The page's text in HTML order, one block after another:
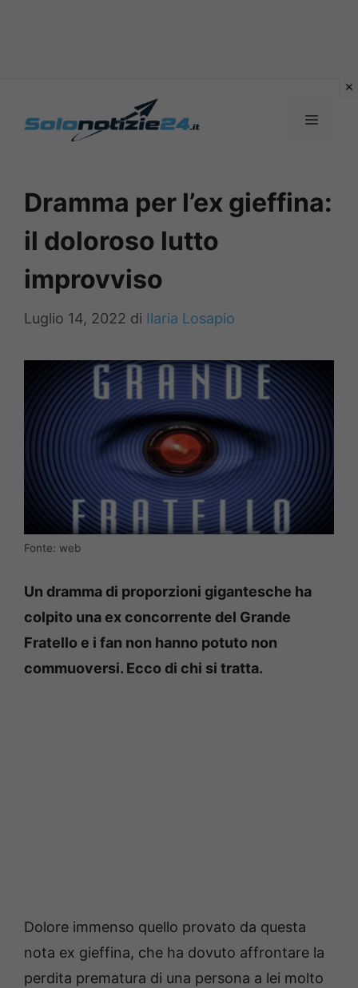
MENU
Dramma per l’ex gieffina:
il doloroso lutto
improvviso
Luglio 14, 2022 di Ilaria Losapio
Fonte: web
Un dramma di proporzioni gigantesche ha
colpito una ex concorrente del Grande
Fratello e i fan non hanno potuto non
commuoversi. Ecco di chi si tratta.
Dolore immenso quello provato da questa
nota ex gieffina, che ha dovuto affrontare la
perdita prematura di una persona a lei molto